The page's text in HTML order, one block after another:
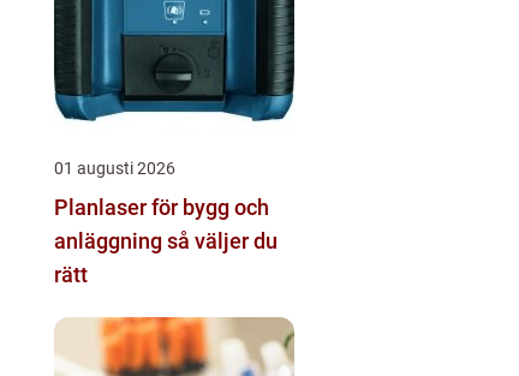
01 augusti 2026
Planlaser för bygg och
anläggning så väljer du
rätt